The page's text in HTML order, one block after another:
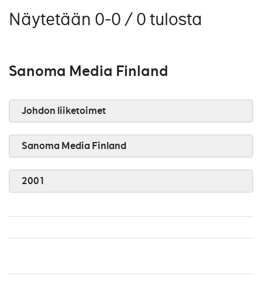
Näytetään 0-0 / 0 tulosta
Sanoma Media Finland
Johdon liiketoimet
Sanoma Media Finland
2001